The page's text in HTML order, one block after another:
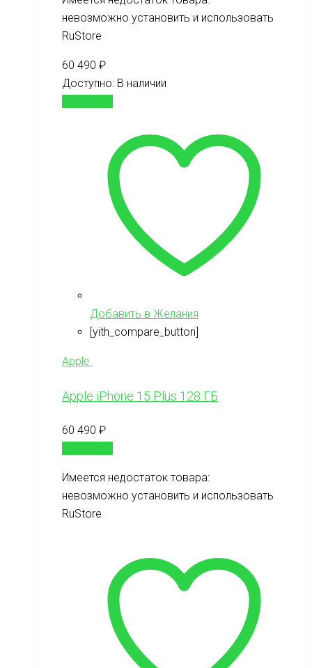
невозможно установить и использовать
RuStore
60 490 ₽
Доступно: В наличии
Добавить в Желания
[yith_compare_button]
Apple
Apple iPhone 15 Plus 128 ГБ
60 490 ₽
Имеется недостаток товара:
невозможно установить и использовать
RuStore